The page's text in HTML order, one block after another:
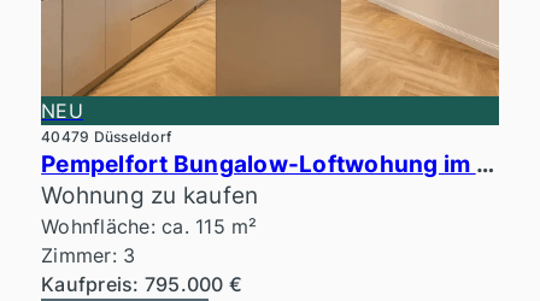
NEU
40479 Düsseldorf
Pempelfort Bungalow-Loftwohung im ruhigen Innenhof
Wohnung zu kaufen
Wohnfläche: ca. 115 m²
Zimmer: 3
Kaufpreis: 795.000 €